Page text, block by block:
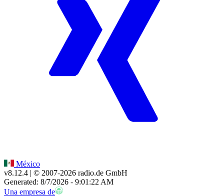
México
v8.12.4 | © 2007-2026 radio.de GmbH
Generated: 8/7/2026 - 9:01:22 AM
Una empresa de